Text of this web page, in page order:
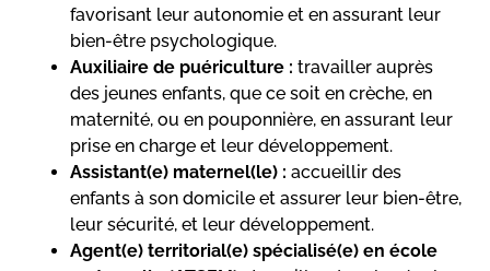
favorisant leur autonomie et en assurant leur
bien-être psychologique.
Auxiliaire de puériculture : travailler auprès
des jeunes enfants, que ce soit en crèche, en
maternité, ou en pouponnière, en assurant leur
prise en charge et leur développement.
Assistant(e) maternel(le) : accueillir des
enfants à son domicile et assurer leur bien-être,
leur sécurité, et leur développement.
Agent(e) territorial(e) spécialisé(e) en école